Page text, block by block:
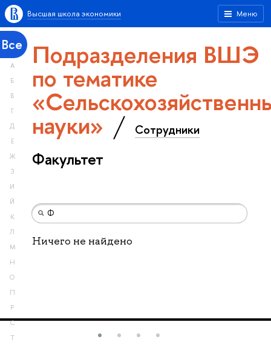
Меню
Высшая школа экономики
Все
А
Б
В
Г
Д
Е
Ж
З
И
Й
К
Л
М
Н
О
П
Р
С
Т
Подразделения ВШЭ
по тематике
науки» Сотрудники
Факультет
Ничего не найдено